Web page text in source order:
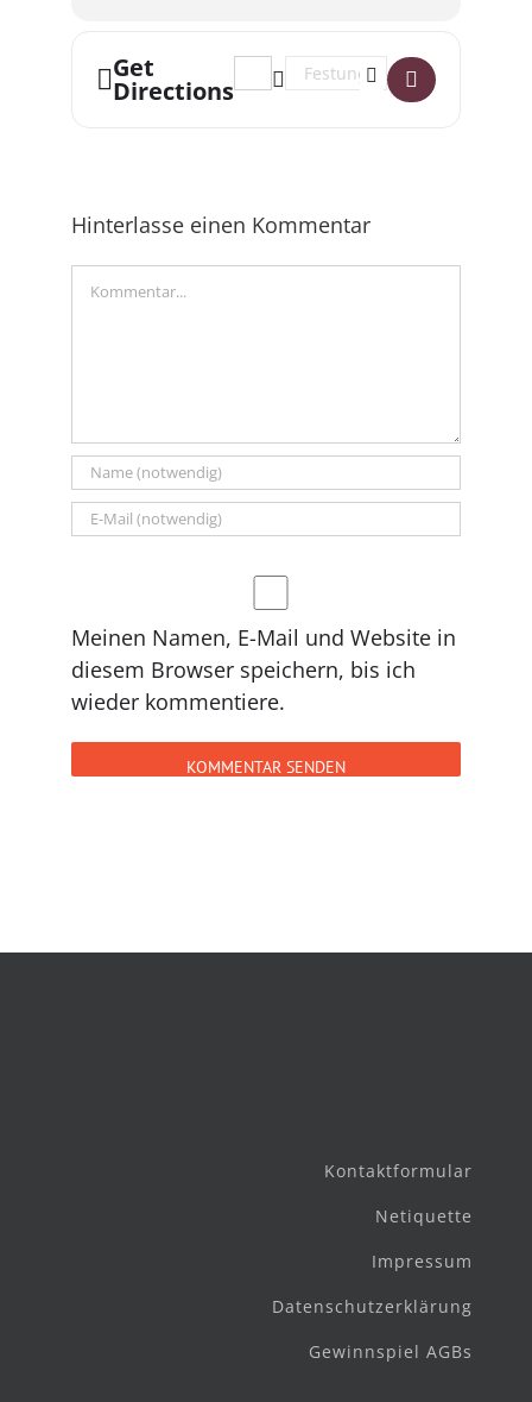
Get
Directions
Address - Luises Konzert Garten x
Destination Address - Luises
Hinterlasse einen Kommentar
Meinen Namen, E-Mail und Website in
diesem Browser speichern, bis ich
wieder kommentiere.
Kontaktformular
Netiquette
Impressum
Datenschutzerklärung
Gewinnspiel AGBs